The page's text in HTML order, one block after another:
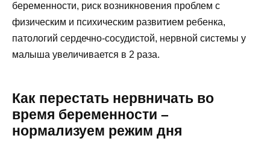
беременности, риск возникновения проблем с
физическим и психическим развитием ребенка,
патологий сердечно-сосудистой, нервной системы у
малыша увеличивается в 2 раза.
Как перестать нервничать во
время беременности –
нормализуем режим дня